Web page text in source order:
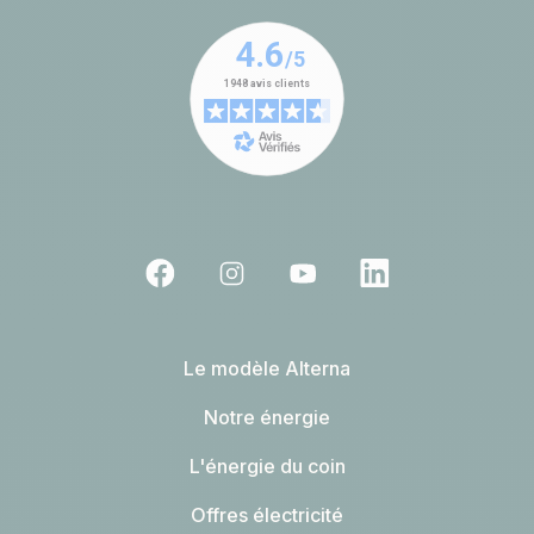
Le modèle Alterna
Notre énergie
L'énergie du coin
Offres électricité